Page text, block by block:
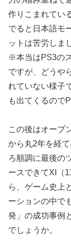
作りこまれてい
でると日本語モ
ットは苦労しま
※本当はPS3の
ですが、どうや
れていない様子
も出てくるので
この後はオープ
から丸2年を経
ろ順調に最後の
ースできてXI（
ら、ゲーム史上
ーションの中で
発」の成功事例
でしょうか。